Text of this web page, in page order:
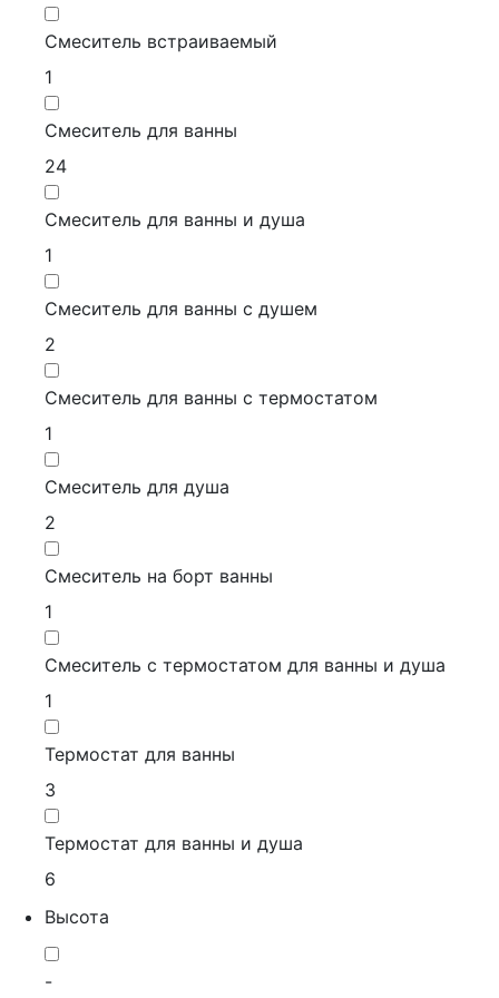
Смеситель встраиваемый
1
Смеситель для ванны
24
Смеситель для ванны и душа
1
Смеситель для ванны с душем
2
Смеситель для ванны с термостатом
1
Смеситель для душа
2
Смеситель на борт ванны
1
Смеситель с термостатом для ванны и душа
1
Термостат для ванны
3
Термостат для ванны и душа
6
Высота
-